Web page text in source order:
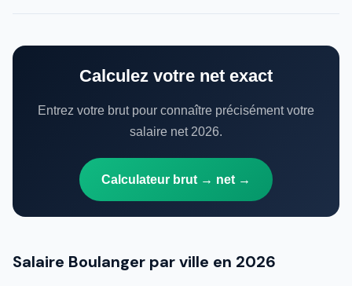
Calculez votre net exact
Entrez votre brut pour connaître précisément votre
salaire net 2026.
Calculateur brut → net →
Salaire Boulanger par ville en 2026